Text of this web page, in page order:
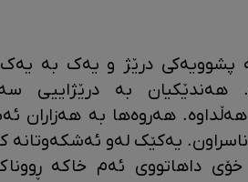
پشوویەکی درێژ و یەک بە
هەندێکیان بە درێژاییی
هەروەها بە هەزاران
ناسراون. یەکێک لەو ئەشکەوتانە
داهاتووی ئەم خاکە